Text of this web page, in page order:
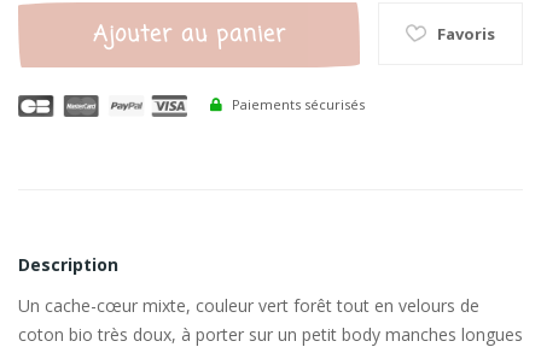
Ajouter au panier Favoris
Paiements sécurisés
Description
Un cache-cœur mixte, couleur vert forêt tout en velours de
coton bio très doux, à porter sur un petit body manches longues